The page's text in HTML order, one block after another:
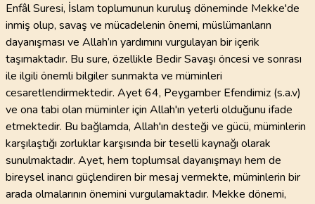
Enfâl Suresi, İslam toplumunun kuruluş döneminde Mekke'de
inmiş olup, savaş ve mücadelenin önemi, müslümanların
dayanışması ve Allah’ın yardımını vurgulayan bir içerik
taşımaktadır. Bu sure, özellikle Bedir Savaşı öncesi ve sonrası
ile ilgili önemli bilgiler sunmakta ve müminleri
cesaretlendirmektedir. Ayet 64, Peygamber Efendimiz (s.a.v)
ve ona tabi olan müminler için Allah'ın yeterli olduğunu ifade
etmektedir. Bu bağlamda, Allah'ın desteği ve gücü, müminlerin
karşılaştığı zorluklar karşısında bir teselli kaynağı olarak
sunulmaktadır. Ayet, hem toplumsal dayanışmayı hem de
bireysel inancı güçlendiren bir mesaj vermekte, müminlerin bir
arada olmalarının önemini vurgulamaktadır. Mekke dönemi,